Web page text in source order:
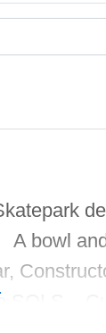
bowl
SOLS –